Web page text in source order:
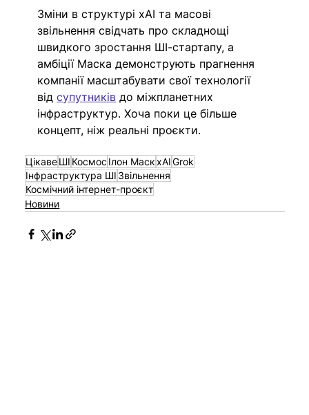
Зміни в структурі xAI та масові
звільнення свідчать про складнощі
швидкого зростання ШІ-стартапу, а
амбіції Маска демонструють прагнення
компанії масштабувати свої технології
від супутників до міжпланетних
інфраструктур. Хоча поки це більше
концепт, ніж реальні проєкти.
ЦікавеШІ Космос Ілон МаскxAIGrok
Інфраструктура ШІ Звільнення
Космічний інтернет-проєкт
Новини